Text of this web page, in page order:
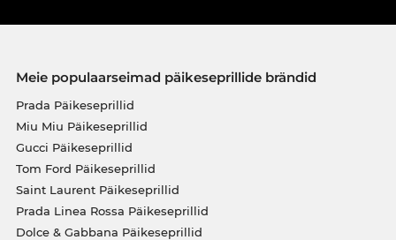
Meie populaarseimad päikeseprillide brändid
Prada Päikeseprillid
Miu Miu Päikeseprillid
Gucci Päikeseprillid
Tom Ford Päikeseprillid
Saint Laurent Päikeseprillid
Prada Linea Rossa Päikeseprillid
Dolce & Gabbana Päikeseprillid